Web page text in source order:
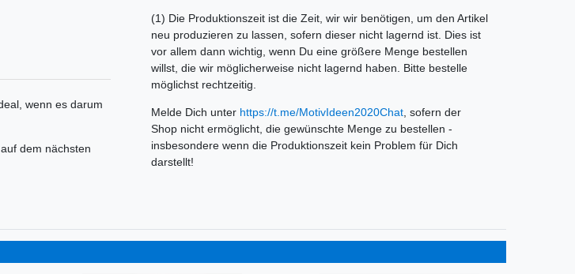
wenn es darum
dem nächsten
(1) Die Produktionszeit ist die Zeit, wir wir benötigen, um den Artikel
neu produzieren zu lassen, sofern dieser nicht lagernd ist. Dies ist
vor allem dann wichtig, wenn Du eine größere Menge bestellen
willst, die wir möglicherweise nicht lagernd haben. Bitte bestelle
möglichst rechtzeitig.
Melde Dich unter https://t.me/MotivIdeen2020Chat, sofern der
Shop nicht ermöglicht, die gewünschte Menge zu bestellen -
insbesondere wenn die Produktionszeit kein Problem für Dich
darstellt!